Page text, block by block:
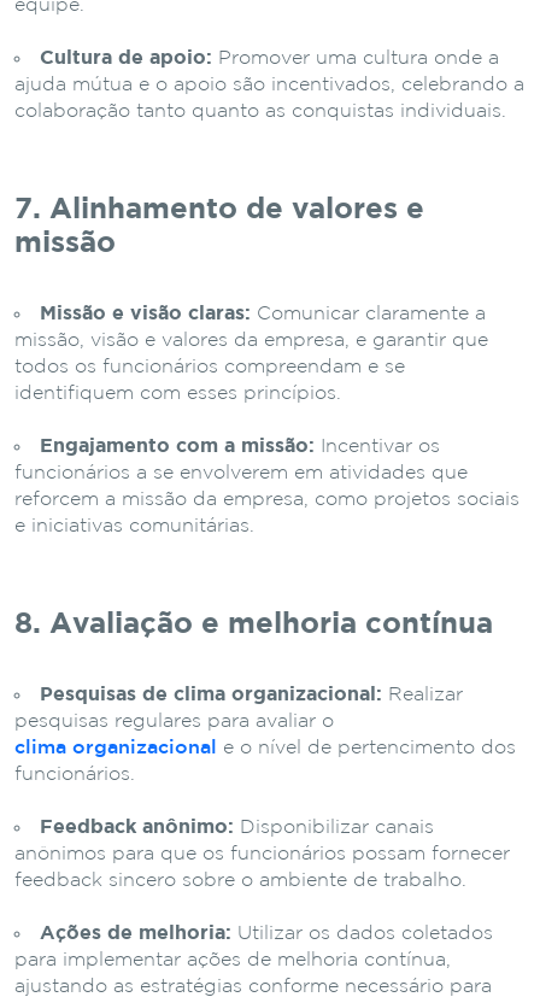
equipe.
Cultura de apoio: Promover uma cultura onde a
ajuda mútua e o apoio são incentivados, celebrando a
colaboração tanto quanto as conquistas individuais.
7. Alinhamento de valores e
missão
Missão e visão claras: Comunicar claramente a
missão, visão e valores da empresa, e garantir que
todos os funcionários compreendam e se
identifiquem com esses princípios.
Engajamento com a missão: Incentivar os
funcionários a se envolverem em atividades que
reforcem a missão da empresa, como projetos sociais
e iniciativas comunitárias.
8. Avaliação e melhoria contínua
Pesquisas de clima organizacional: Realizar
pesquisas regulares para avaliar o
clima organizacional
e o nível de pertencimento dos
funcionários.
Feedback anônimo: Disponibilizar canais
anônimos para que os funcionários possam fornecer
feedback sincero sobre o ambiente de trabalho.
Ações de melhoria: Utilizar os dados coletados
para implementar ações de melhoria contínua,
ajustando as estratégias conforme necessário para